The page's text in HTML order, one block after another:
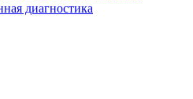
диагностика